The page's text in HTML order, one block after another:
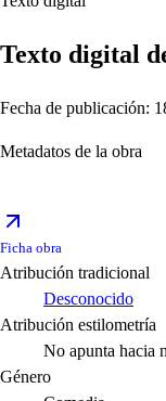
Texto digital
Fecha de publicación:
Metadatos de la obra
Ficha obra
Atribución tradicional
Desconocido
Atribución estilometría
No apunta hacia
Género